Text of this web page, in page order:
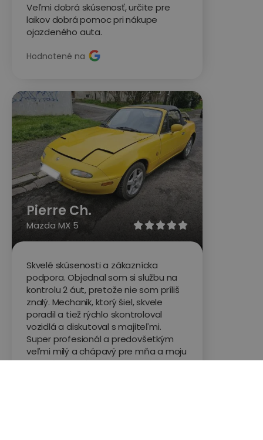
Veľmi dobrá skúsenosť, určite pre
laikov dobrá pomoc pri nákupe
ojazdeného auta.
Hodnotené na

Pierre Ch.
Mazda MX 5
Skvelé skúsenosti a zákaznícka
podpora. Objednal som si službu na
kontrolu 2 áut, pretože nie som príliš
znalý. Mechanik, ktorý šiel, skvele
poradil a tiež rýchlo skontroloval
vozidlá a diskutoval s majiteľmi.
Super profesionál a predovšetkým
veľmi milý a chápavý pre mňa a moju
priateľku pri výbere toho správneho